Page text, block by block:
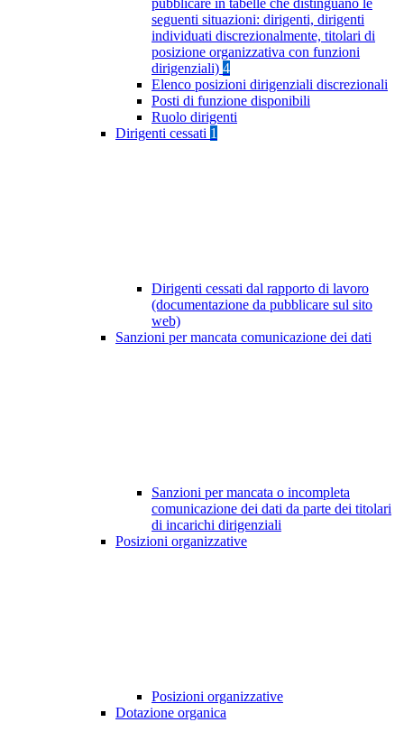
pubblicare in tabelle che distinguano le
seguenti situazioni: dirigenti, dirigenti
individuati discrezionalmente, titolari di
posizione organizzativa con funzioni
dirigenziali) 4
Elenco posizioni dirigenziali discrezionali
Posti di funzione disponibili
Ruolo dirigenti
Dirigenti cessati 1
Dirigenti cessati dal rapporto di lavoro
(documentazione da pubblicare sul sito
web)
Sanzioni per mancata comunicazione dei dati
Sanzioni per mancata o incompleta
comunicazione dei dati da parte dei titolari
di incarichi dirigenziali
Posizioni organizzative
Posizioni organizzative
Dotazione organica